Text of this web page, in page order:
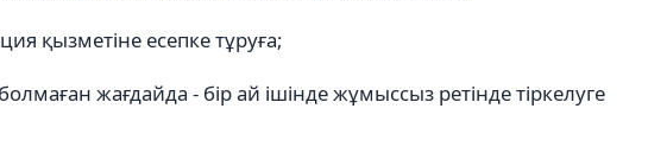
қызметіне есепке тұруға;
жағдайда - бір ай ішінде жұмыссыз ретінде тіркелуге